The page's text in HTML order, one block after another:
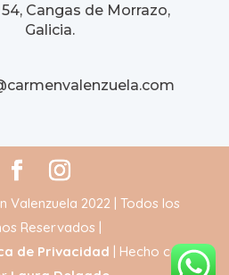
Cangas de Morrazo,
Galicia.
Valenzuela 2022 | Todos los
Reservados |
de Privacidad | Hecho con